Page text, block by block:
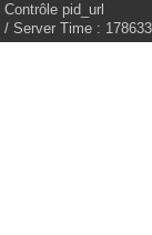
Contrôle pid_url
/ Server Time :